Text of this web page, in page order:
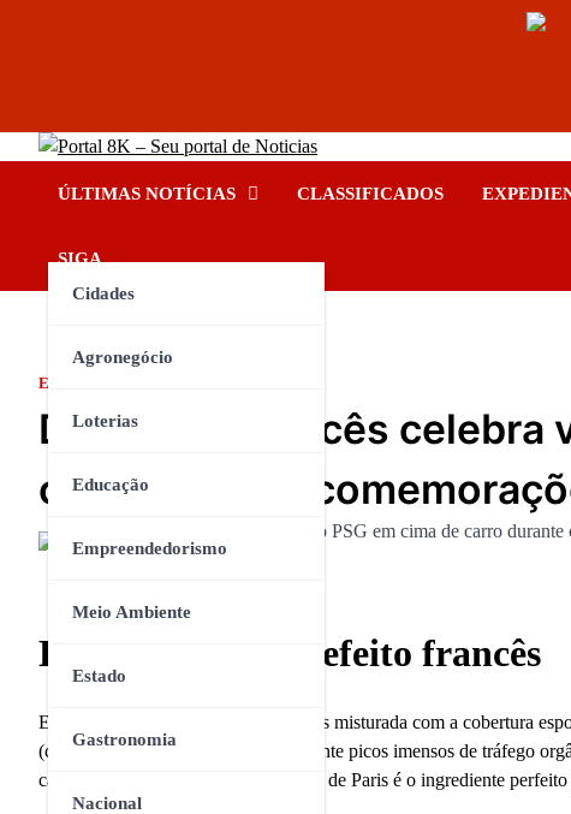
Portal 8K – Seu portal de
ÚLTIMAS NOTÍCIAS
Cidades
Agronegócio
Loterias
Educação
Empreendedorismo
Meio Ambiente
Estado
Gastronomia
Nacional
CLASSIFICADOS
SIGA
ESPORTE
Deputado francês celebra
carro durante
Deputado e ex-prefeito francês
Esta pauta de bastidores internacionais misturada com a cobertura
(como Reels, TikTok e Shorts) e garante picos imensos de tráfego
carro em movimento no meio do caos de Paris é o ingrediente